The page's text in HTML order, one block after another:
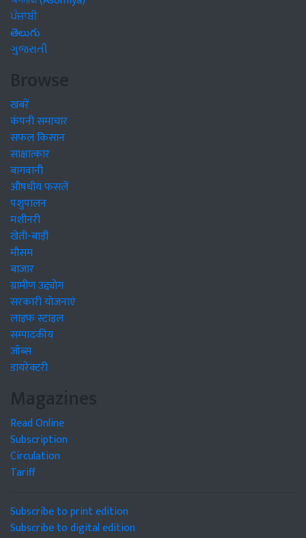
ਪੰਜਾਬੀ
తెలుగు
ગુજરાતી
Browse
खबरें
कंपनी समाचार
सफल किसान
साक्षात्कार
बागवानी
औषधीय फसलें
पशुपालन
मशीनरी
खेती-बाड़ी
मौसम
बाजार
ग्रामीण उद्द्योग
सरकारी योजनाएं
लाइफ स्टाइल
सम्पादकीय
जॉब्स
डायरेक्टरी
Magazines
Read Online
Subscription
Circulation
Tariff
Subscribe to print edition
Subscribe to digital edition